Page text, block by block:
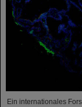
Ein internationales